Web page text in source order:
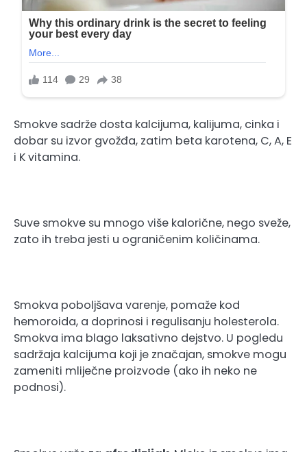
Smokve sadrže dosta kalcijuma, kalijuma, cinka i
dobar su izvor gvožđa, zatim beta karotena, C, A, E
i K vitamina.
Suve smokve su mnogo više kalorične, nego sveže,
zato ih treba jesti u ograničenim količinama.
Smokva poboljšava varenje, pomaže kod
hemoroida, a doprinosi i regulisanju holesterola.
Smokva ima blago laksativno dejstvo. U pogledu
sadržaja kalcijuma koji je značajan, smokve mogu
zameniti mliječne proizvode (ako ih neko ne
podnosi).